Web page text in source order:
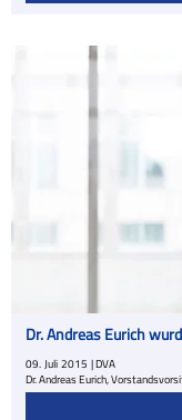
Dr. Andreas Eurich
09. Juli 2015 | DVA
Dr. Andreas Eurich,